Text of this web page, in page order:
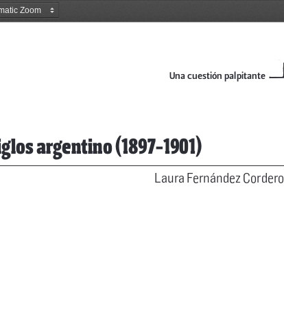
Una cuestión palpitante
argentino (1897-1901)
Laura Fernández Cordero